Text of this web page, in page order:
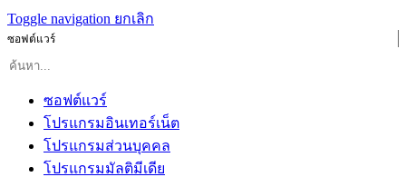
Toggle navigation ยกเลิก
ซอฟต์แวร์
ซอฟต์แวร์
โปรแกรมอินเทอร์เน็ต
โปรแกรมส่วนบุคคล
โปรแกรมมัลติมีเดีย